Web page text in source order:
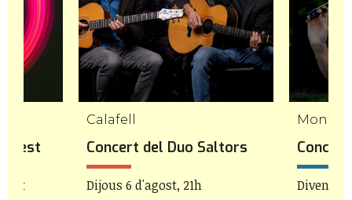
Calafell
Concert del Duo Saltors
Dijous 6 d'agost, 21h
Mont-